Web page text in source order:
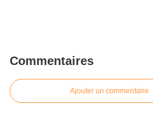
Commentaires
Ajouter un commentaire